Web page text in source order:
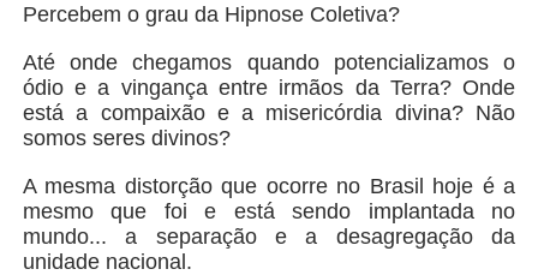
Percebem o grau da Hipnose Coletiva?
Até onde chegamos quando potencializamos o
ódio e a vingança entre irmãos da Terra? Onde
está a compaixão e a misericórdia divina? Não
somos seres divinos?
A mesma distorção que ocorre no Brasil hoje é a
mesmo que foi e está sendo implantada no
mundo... a separação e a desagregação da
unidade nacional.